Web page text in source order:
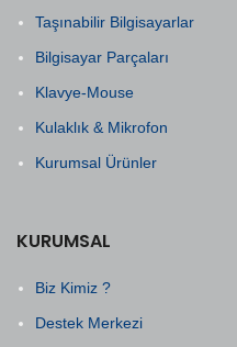
Taşınabilir Bilgisayarlar
Bilgisayar Parçaları
Klavye-Mouse
Kulaklık & Mikrofon
Kurumsal Ürünler
KURUMSAL
Biz Kimiz ?
Destek Merkezi